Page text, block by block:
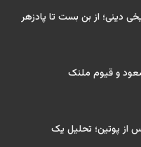
دینی؛ از بن بست تا پادزهر
و قیوم ملنک
از پوتین؛ تحلیل یک